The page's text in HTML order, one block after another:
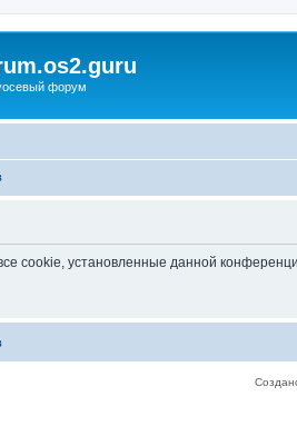
форум
cookie, установленные данной